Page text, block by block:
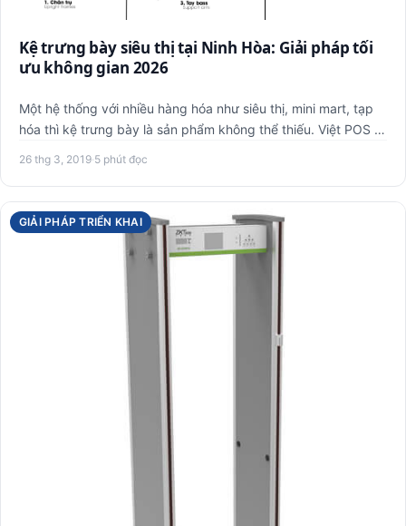
Kệ trưng bày siêu thị tại Ninh Hòa: Giải pháp tối
ưu không gian 2026
Một hệ thống với nhiều hàng hóa như siêu thị, mini mart, tạp
hóa thì kệ trưng bày là sản phẩm không thể thiếu. Việt POS …
26 thg 3, 2019·5 phút đọc
GIẢI PHÁP TRIỂN KHAI